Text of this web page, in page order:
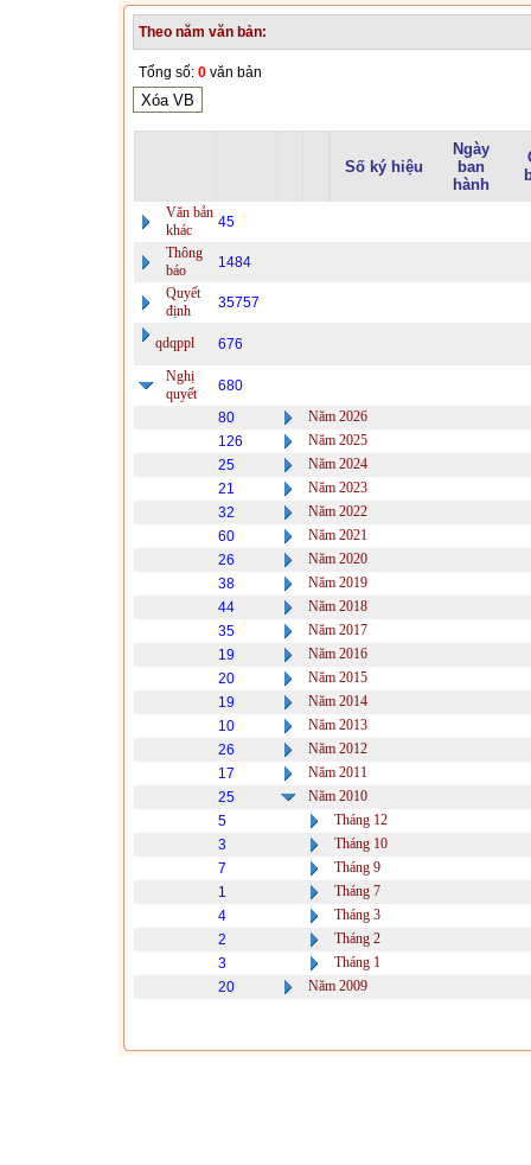
Theo năm văn bản:
Tổng số: 0 văn bản
Số ký hiệu
Ngày
ban
hành
Văn bản
khác
45
Thông
báo
1484
Quyết
định
35757
qdqppl
676
Nghị
quyết
680
80
Năm 2026
126
Năm 2025
25
Năm 2024
21
Năm 2023
32
Năm 2022
60
Năm 2021
26
Năm 2020
38
Năm 2019
44
Năm 2018
35
Năm 2017
19
Năm 2016
20
Năm 2015
19
Năm 2014
10
Năm 2013
26
Năm 2012
17
Năm 2011
25
Năm 2010
5
Tháng 12
3
Tháng 10
7
Tháng 9
1
Tháng 7
4
Tháng 3
2
Tháng 2
3
Tháng 1
20
Năm 2009